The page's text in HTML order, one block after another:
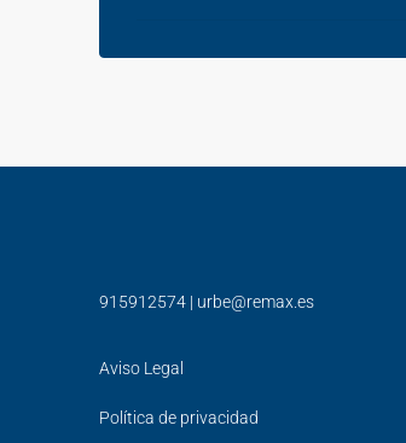
915912574 | urbe@remax.es
Aviso Legal
Política de privacidad